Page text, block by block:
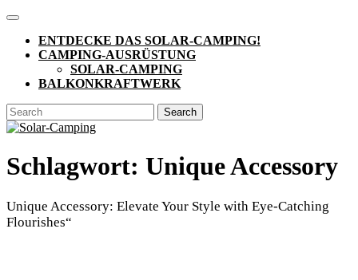
Skip
content
Open
ButtonENTDECKE DAS SOLAR-CAMPING!
CAMPING-AUSRÜSTUNG
SOLAR-CAMPING
BALKONKRAFTWERK
CLOSE
BUTTON
Search
for:
Schlagwort: Unique Accessory
Unique Accessory: Elevate Your Style with Eye-Catching
Flourishes“